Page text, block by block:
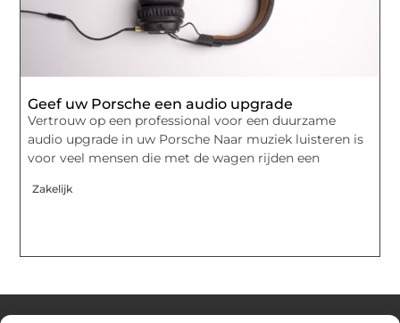
Geef uw Porsche een audio upgrade
Vertrouw op een professional voor een duurzame
audio upgrade in uw Porsche Naar muziek luisteren is
voor veel mensen die met de wagen rijden een
Zakelijk